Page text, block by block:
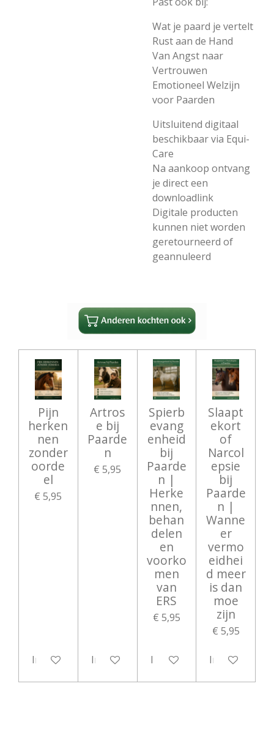
Wat je paard je vertelt
Rust aan de Hand
Van Angst naar
Vertrouwen
Emotioneel Welzijn
voor Paarden
Uitsluitend digitaal
beschikbaar via Equi-
Care
Na aankoop ontvang
je direct een
downloadlink
Digitale producten
kunnen niet worden
geretourneerd of
geannuleerd
Pijn
herken
nen
zonder
oorde
el
€ 5,95
In winkelwagen
Artros
e bij
Paarde
n
€ 5,95
In winkelwagen
Spierb
evang
enheid
bij
Paarde
n |
Herke
nnen,
behan
delen
en
voorko
men
van
ERS
€ 5,95
In winkelwagen
Slaapt
ekort
of
Narcol
epsie
bij
Paarde
n |
Wanne
er
vermo
eidhei
d meer
is dan
moe
zijn
€ 5,95
In